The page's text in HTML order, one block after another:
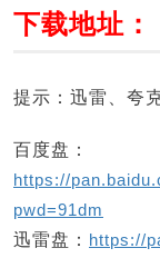
下载地址：
提示：迅雷、夸
百度盘：
https://
pwd=91dm
迅雷盘： https://